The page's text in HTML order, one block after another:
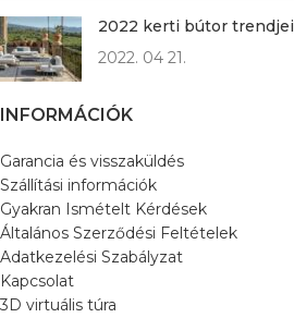
2022 kerti bútor trendjei
2022. 04 21.
INFORMÁCIÓK
Garancia és visszaküldés
Szállítási információk
Gyakran Ismételt Kérdések
Általános Szerződési Feltételek
Adatkezelési Szabályzat
Kapcsolat
3D virtuális túra